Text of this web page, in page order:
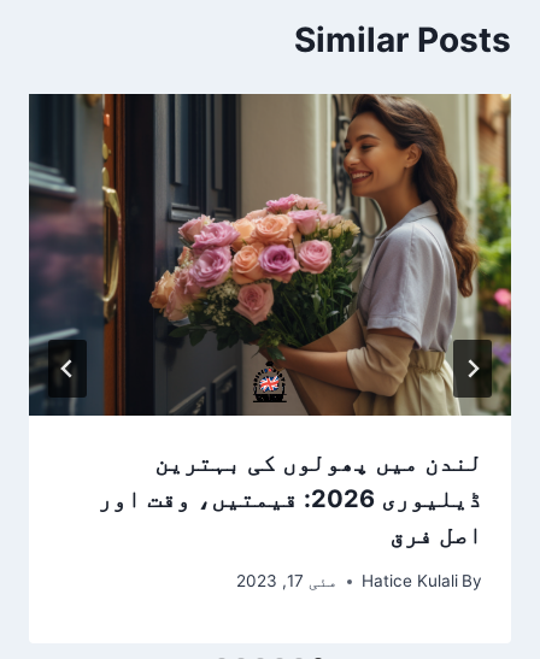
Similar Posts
لندن میں پھولوں کی بہترین
ڈیلیوری 2026: قیمتیں، وقت اور
اصل فرق
By
Hatice Kulali مئی 17, 2023